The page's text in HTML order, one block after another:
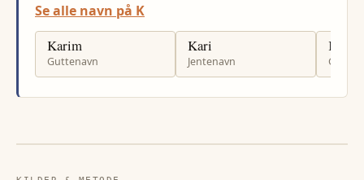
Se alle navn på K
Karim
Guttenavn
Kari
Jentenavn